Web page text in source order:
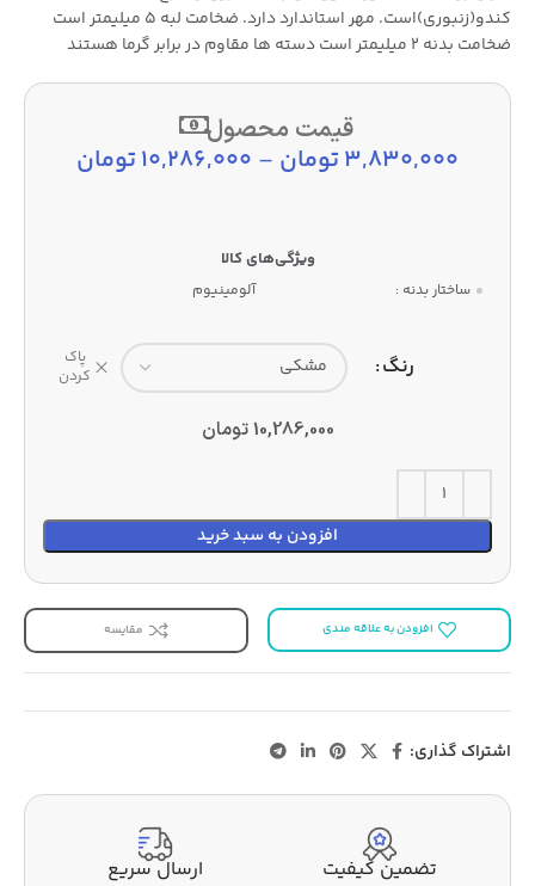
کندو(زنبوری)است. مهر استاندارد دارد. ضخامت لبه 5 میلیمتر است
ضخامت بدنه 2 میلیمتر است دسته ها مقاوم در برابر گرما هستند
قیمت محصول
3,830,000تومان –
10,286,000تومان
ساختار بدنه : آلومینیوم
رنگ
پاک
کردن
10,286,000تومان
افزودن به سبد خرید
افزودن به علاقه مندی مقایسه
اشتراک گذاری:
تضمین کیفیت ارسال سریع